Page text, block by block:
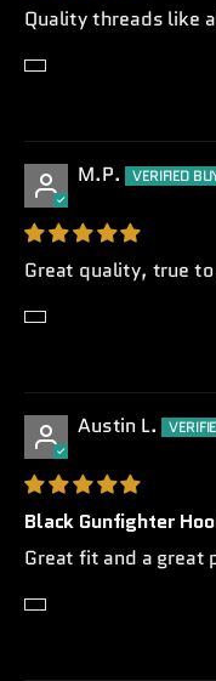
Quality threads like
M.P.
Great quality, true to
Austin L.
Black Gunfighter
Great fit and a great